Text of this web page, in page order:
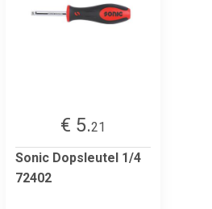
€ 5.21
Sonic Dopsleutel 1/4
72402